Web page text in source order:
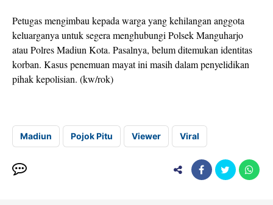
Petugas mengimbau kepada warga yang kehilangan anggota
keluarganya untuk segera menghubungi Polsek Manguharjo
atau Polres Madiun Kota. Pasalnya, belum ditemukan identitas
korban. Kasus penemuan mayat ini masih dalam penyelidikan
pihak kepolisian. (kw/rok)
Madiun Pojok Pitu Viewer Viral